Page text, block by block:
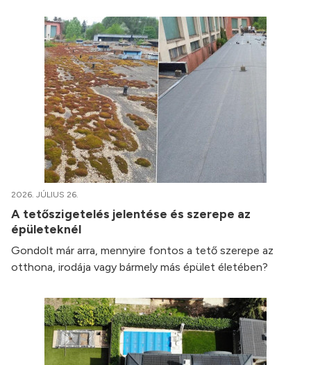
2026. JÚLIUS 26.
A tetőszigetelés jelentése és szerepe az
épületeknél
Gondolt már arra, mennyire fontos a tető szerepe az
otthona, irodája vagy bármely más épület életében?